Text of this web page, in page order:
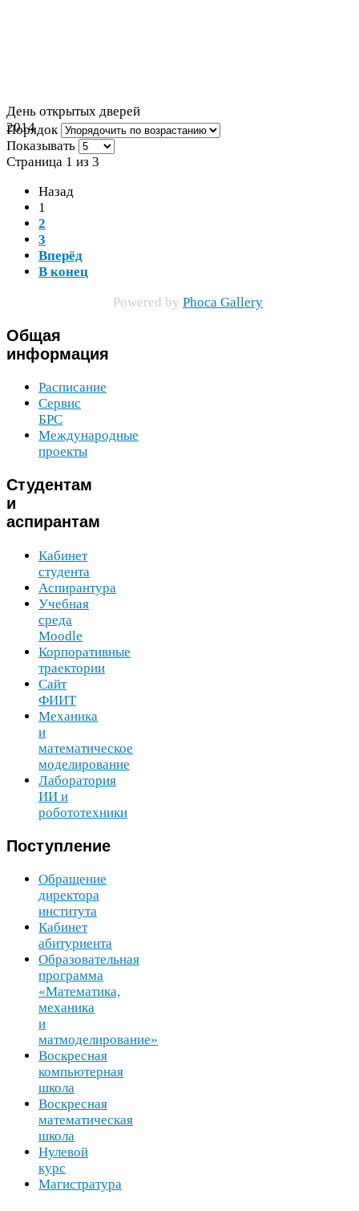
День открытых дверей
2014
Порядок
Показывать
Страница 1 из 3
Назад
1
2
3
Вперёд
В конец
Pow­ered byPhoca Gallery
Общая
информация
Расписание
Сервис
БРС
Международные
проекты
Студентам
и
аспирантам
Кабинет
студента
Аспирантура
Учебная
среда
Moodle
Корпоративные
траектории
Сайт
ФИИТ
Механика
и
математическое
моделирование
Лаборатория
ИИ и
робототехники
Поступление
Обращение
директора
института
Кабинет
абитуриента
Образовательная
программа
«Математика,
механика
и
матмоделирование»
Воскресная
компьютерная
школа
Воскресная
математическая
школа
Нулевой
курс
Магистратура